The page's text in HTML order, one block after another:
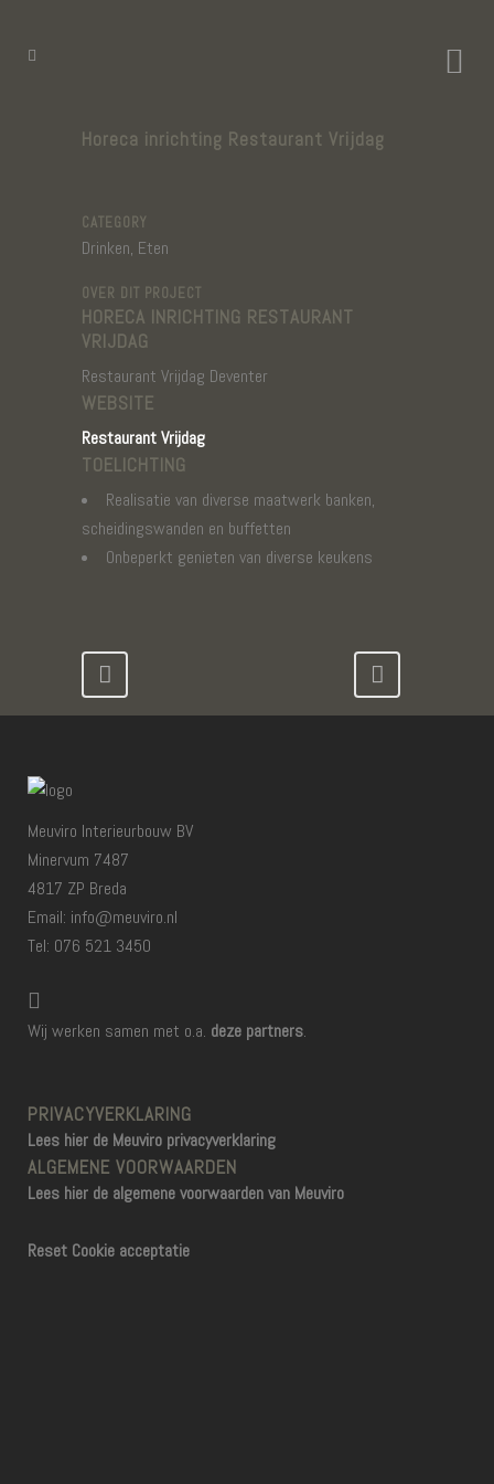
Horeca inrichting Restaurant Vrijdag
CATEGORY
Drinken, Eten
OVER DIT PROJECT
HORECA INRICHTING RESTAURANT
VRIJDAG
Restaurant Vrijdag Deventer
WEBSITE
Restaurant Vrijdag
TOELICHTING
Realisatie van diverse maatwerk banken,
scheidingswanden en buffetten
Onbeperkt genieten van diverse keukens
Meuviro Interieurbouw BV
Minervum 7487
4817 ZP Breda
Email: info@meuviro.nl
Tel: 076 521 3450
Wij werken samen met o.a. deze partners.
PRIVACYVERKLARING
Lees hier de Meuviro privacyverklaring
ALGEMENE VOORWAARDEN
Lees hier de algemene voorwaarden van Meuviro
Reset Cookie acceptatie